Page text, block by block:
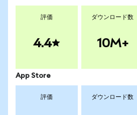
評価
4.4
ダウンロード数
10M+
App Store
評価 ダウンロード数